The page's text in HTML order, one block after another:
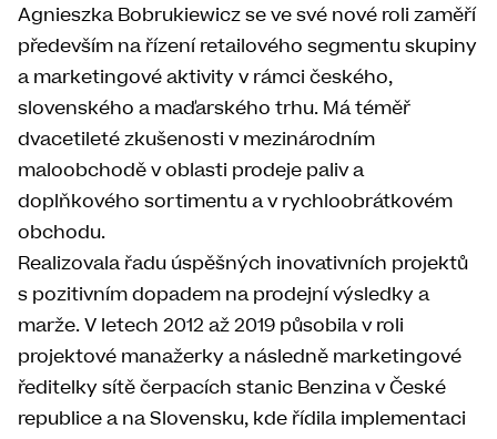
Agnieszka Bobrukiewicz se ve své nové roli zaměří
především na řízení retailového segmentu skupiny
a marketingové aktivity v rámci českého,
slovenského a maďarského trhu. Má téměř
dvacetileté zkušenosti v mezinárodním
maloobchodě v oblasti prodeje paliv a
doplňkového sortimentu a v rychloobrátkovém
obchodu.
Realizovala řadu úspěšných inovativních projektů
s pozitivním dopadem na prodejní výsledky a
marže. V letech 2012 až 2019 působila v roli
projektové manažerky a následně marketingové
ředitelky sítě čerpacích stanic Benzina v České
republice a na Slovensku, kde řídila implementaci